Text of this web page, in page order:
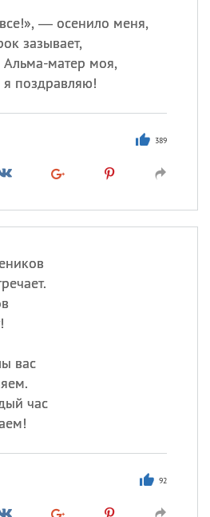
— осенило меня,
зазывает,
матер моя,
поздравляю!
389
вас
час
92